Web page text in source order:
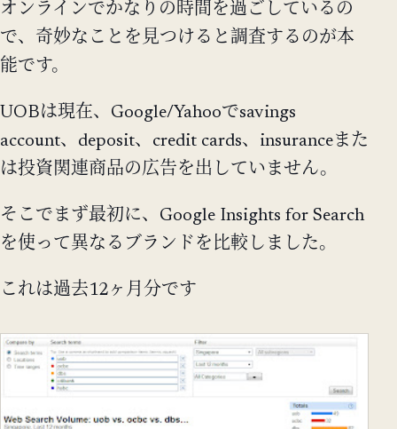
オンラインでかなりの時間を過ごしているの
で、奇妙なことを見つけると調査するのが本
能です。
UOBは現在、Google/Yahooでsavings
account、deposit、credit cards、insuranceまた
は投資関連商品の広告を出していません。
そこでまず最初に、Google Insights for Search
を使って異なるブランドを比較しました。
これは過去12ヶ月分です